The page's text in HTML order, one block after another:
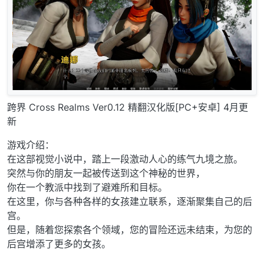
跨界 Cross Realms Ver0.12 精翻汉化版[PC+安卓] 4月更
新
游戏介绍：
在这部视觉小说中，踏上一段激动人心的练气九境之旅。
突然与你的朋友一起被传送到这个神秘的世界，
你在一个教派中找到了避难所和目标。
在这里，你与各种各样的女孩建立联系，逐渐聚集自己的后
宫。
但是，随着您探索各个领域，您的冒险还远未结束，为您的
后宫增添了更多的女孩。